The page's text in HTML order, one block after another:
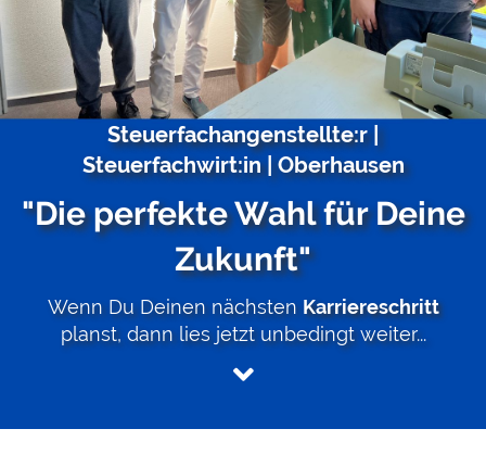
Steuerfachangenstellte:r |
Steuerfachwirt:in | Oberhausen
"Die perfekte Wahl für Deine
Zukunft"
Wenn Du Deinen nächsten Karriereschritt
planst, dann lies jetzt unbedingt weiter...